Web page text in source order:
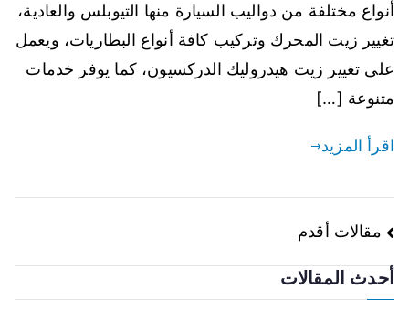
أنواع مختلفة من دواليب السيارة منها التيوبلس والعادية،
تغيير زيت المحرك وتركيب كافة أنواع البطاريات، ويعمل
على تغيير زيت هيدروليك الدركسيون، كما يوفر خدمات
متنوعة […]
اقرأ المزيد
تصفّح
المقالات
مقالات أقدم
أحدث المقالات